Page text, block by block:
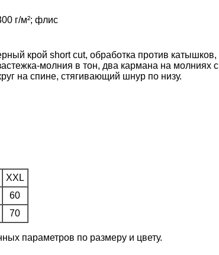
г/м²; флис
крой short cut, обработка против катышков,
молния в тон, два кармана на молниях с
на спине, стягивающий шнур по низу.
XXL
60
70
параметров по размеру и цвету.